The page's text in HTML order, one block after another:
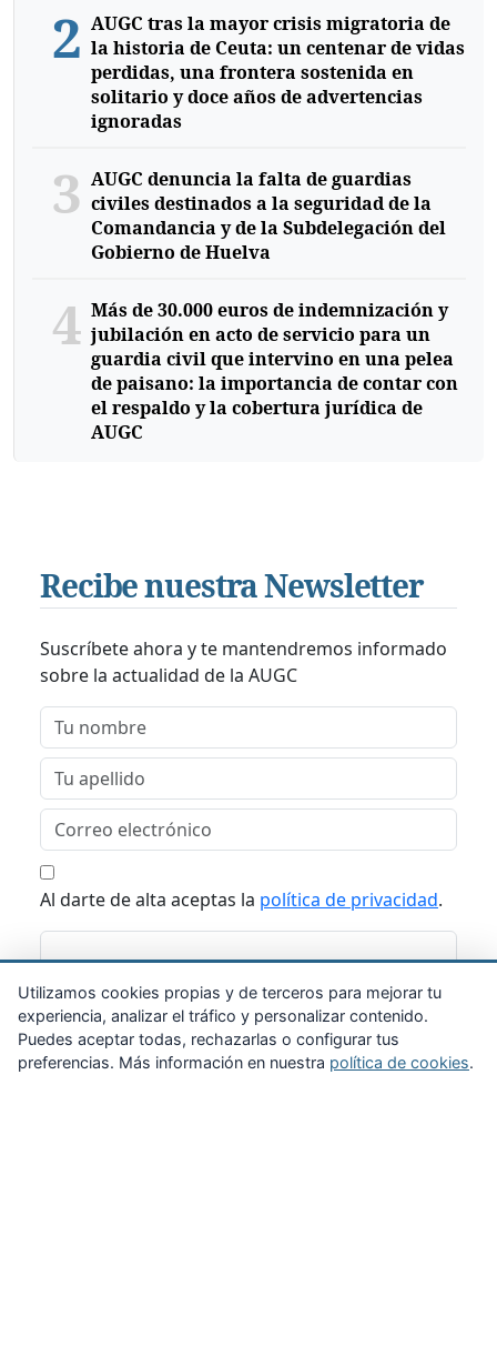
2 AUGC tras la mayor crisis migratoria de
la historia de Ceuta: un centenar de vidas
perdidas, una frontera sostenida en
solitario y doce años de advertencias
ignoradas
3 AUGC denuncia la falta de guardias
civiles destinados a la seguridad de la
Comandancia y de la Subdelegación del
Gobierno de Huelva
4 Más de 30.000 euros de indemnización y
jubilación en acto de servicio para un
guardia civil que intervino en una pelea
de paisano: la importancia de contar con
el respaldo y la cobertura jurídica de
AUGC
Recibe nuestra Newsletter
Suscríbete ahora y te mantendremos informado
sobre la actualidad de la AUGC
Al darte de alta aceptas la política de privacidad.
Suscribirme
Utilizamos cookies propias y de terceros para mejorar tu
experiencia, analizar el tráfico y personalizar contenido.
Puedes aceptar todas, rechazarlas o configurar tus
preferencias. Más información en nuestra política de cookies.